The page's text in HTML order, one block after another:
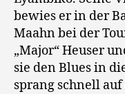
bewies er in der
Maahn bei der
„Major“ Heuser
sie den Blues in
sprang schnell